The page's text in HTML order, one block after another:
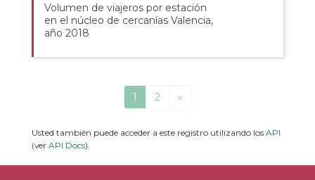
Volumen de viajeros por estación
en el núcleo de cercanías Valencia,
año 2018
1 2 »
Usted también puede acceder a este registro utilizando los API
(ver API Docs).